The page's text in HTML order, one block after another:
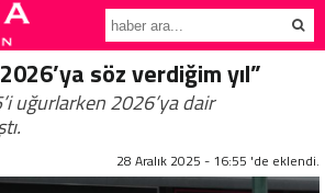
söz verdiğim yıl”
uğurlarken 2026’ya dair
28 Aralık 2025 - 16:55 'de eklendi.